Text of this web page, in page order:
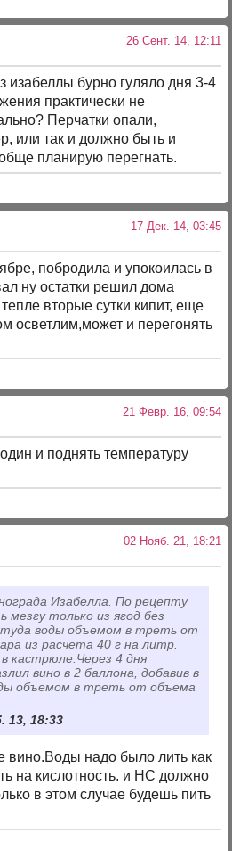
26 Сент. 14, 12:11
изабеллы бурно гуляло дня 3-4
практически не
Перчатки опали,
или так и должно быть и
планирую перегнать.
17 Дек. 14, 03:45
побродила и упокоилась в
ну остатки решил дома
вторые сутки кипит, еще
осветлим,может и перегонять
21 Февр. 16, 09:54
и поднять температуру
02 Нояб. 21, 18:21
Изабелла. По рецепту
мезгу только из ягод без
туда воды объемом в треть от
из расчета 40 г на литр.
кастрюле.Через 4 дня
вино в 2 баллона, добавив в
объемом в треть от объема
13, 18:33
вино.Воды надо было лить как
на кислотность. и НС должно
в этом случае будешь пить